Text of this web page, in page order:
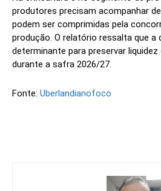
produtores precisam acompanhar
podem ser comprimidas pela
produção. O relatório ressalta que a
determinante para preservar
durante a safra 2026/27.
Fonte: Uberlandianofoco